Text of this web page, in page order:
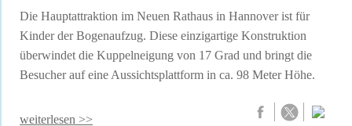
Die Hauptattraktion im Neuen Rathaus in Hannover ist für
Kinder der Bogenaufzug. Diese einzigartige Konstruktion
überwindet die Kuppelneigung von 17 Grad und bringt die
Besucher auf eine Aussichtsplattform in ca. 98 Meter Höhe.
weiterlesen >>